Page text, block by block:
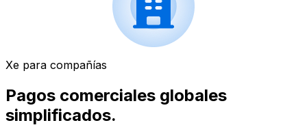
Xe para compañías
Pagos comerciales globales
simplificados.